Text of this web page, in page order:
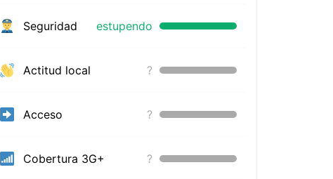
Seguridad estupendo
Actitud local ?
Acceso ?
Cobertura 3G+ ?